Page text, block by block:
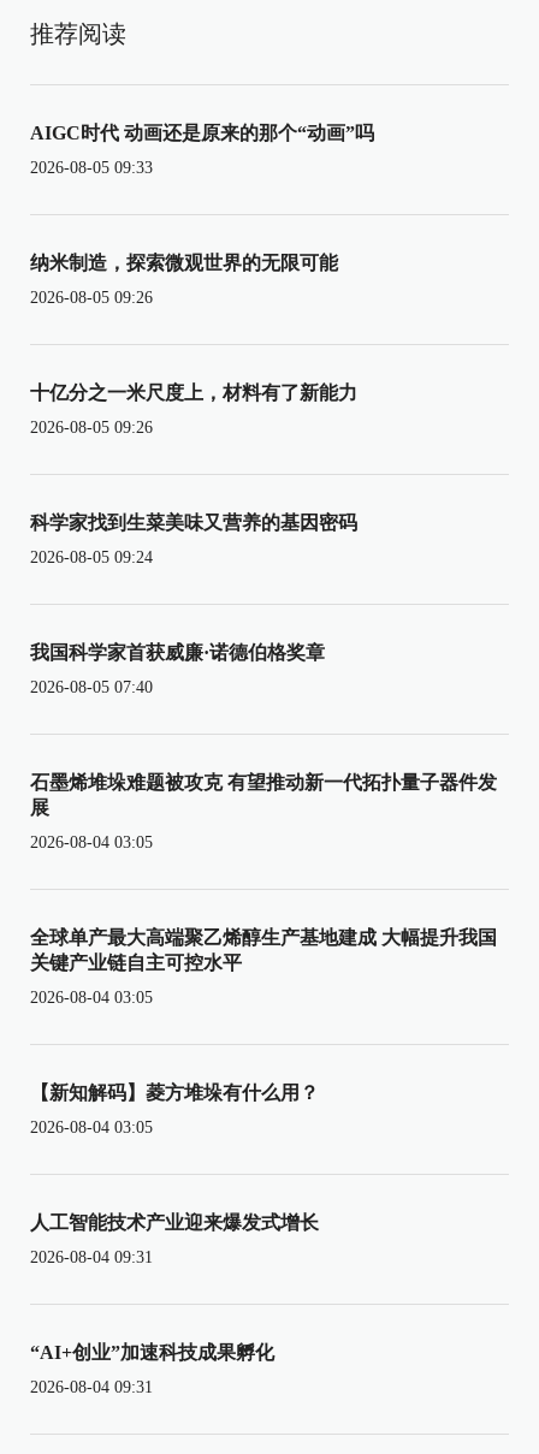
推荐阅读
AIGC时代 动画还是原来的那个“动画”吗
2026-08-05 09:33
纳米制造，探索微观世界的无限可能
2026-08-05 09:26
十亿分之一米尺度上，材料有了新能力
2026-08-05 09:26
科学家找到生菜美味又营养的基因密码
2026-08-05 09:24
我国科学家首获威廉·诺德伯格奖章
2026-08-05 07:40
石墨烯堆垛难题被攻克 有望推动新一代拓扑量子器件发
展
2026-08-04 03:05
全球单产最大高端聚乙烯醇生产基地建成 大幅提升我国
关键产业链自主可控水平
2026-08-04 03:05
【新知解码】菱方堆垛有什么用？
2026-08-04 03:05
人工智能技术产业迎来爆发式增长
2026-08-04 09:31
“AI+创业”加速科技成果孵化
2026-08-04 09:31